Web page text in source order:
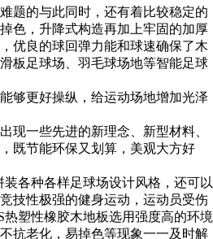
题的与此同时，还有着比较稳定的
色，升降式构造再加上牢固的加厚
优良的球回弹力能和球速确保了木
板足球场、羽毛球场地等智能足球
够更好操纵，给运动场地增加光泽
现一些先进的新理念、新型材料、
既节能环保又划算，美观大方好
各种各样足球场设计风格，还可以
技性极强的健身运动，运动员受伤
塑性橡胶木地板选用强度高的环境
抗老化，易掉色等现象一一及时解